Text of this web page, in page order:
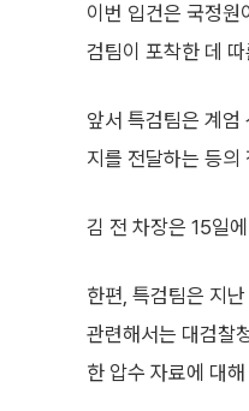
이번 입건은 국정원
검팀이 포착한 데
앞서 특검팀은 계엄
지를 전달하는 등의
김 전 차장은 15일
한편, 특검팀은 지
관련해서는 대검찰
한 압수 자료에 대